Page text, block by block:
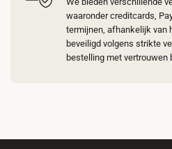
waaronder creditcards,
termijnen, afhankelijk van
beveiligd volgens strikte
bestelling met vertrouwen